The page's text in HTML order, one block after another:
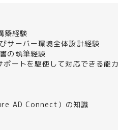
築経験
サーバー環境全体設計経験
の執筆経験
ポートを駆使して対応できる能力
AD Connect）の知識